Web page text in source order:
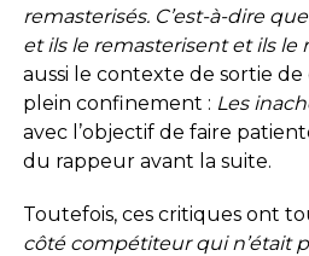
remasterisés. C’est-à-dire
et ils le remasterisent et ils le
aussi le contexte de sortie
plein confinement : Les
avec l’objectif de faire
du rappeur avant la suite.
Toutefois, ces critiques ont
côté compétiteur qui n’était